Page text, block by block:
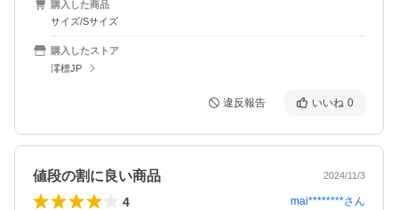
購入した商品
サイズ/Sサイズ
購入したストア
澪標JP
違反報告 いいね 0
値段の割に良い商品 2024/11/3
4 mai********さん